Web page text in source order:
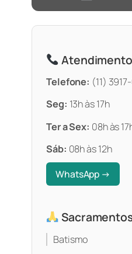
Atendimento
Telefone: (11)
Seg: 13h às 17h
Ter a Sex: 08h às
Sáb: 08h às 12h
WhatsApp →
Batismo